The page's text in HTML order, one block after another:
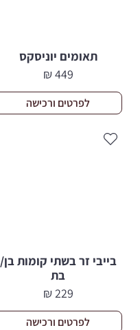
תאומים יוניסקס
449
₪
לפרטים ורכישה
בייבי זר בשתי קומות בן/
בת
229
₪
לפרטים ורכישה